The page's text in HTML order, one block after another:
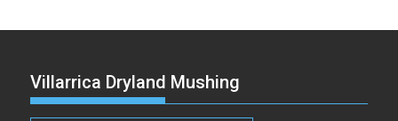
Villarrica Dryland Mushing